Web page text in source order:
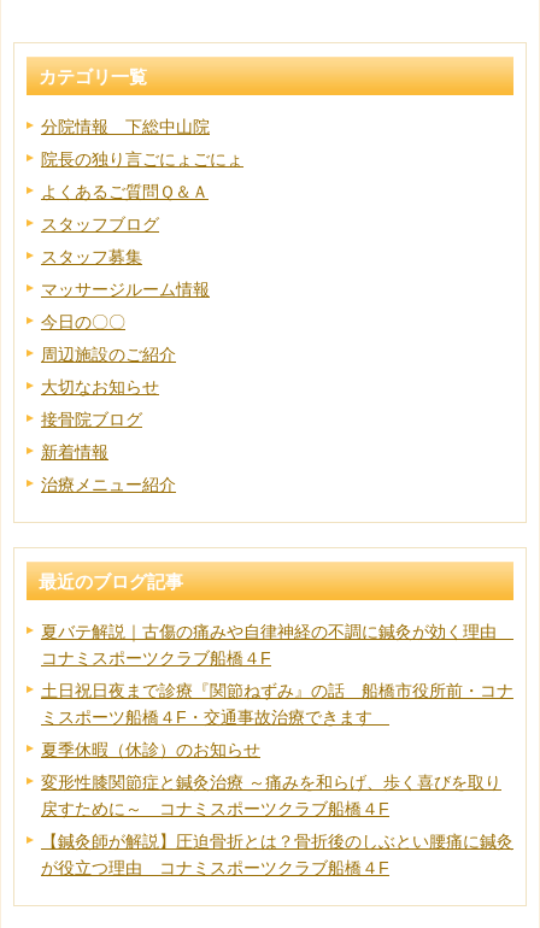
カテゴリ一覧
分院情報 下総中山院
院長の独り言ごにょごにょ
よくあるご質問Ｑ＆Ａ
スタッフブログ
スタッフ募集
マッサージルーム情報
今日の〇〇
周辺施設のご紹介
大切なお知らせ
接骨院ブログ
新着情報
治療メニュー紹介
最近のブログ記事
夏バテ解説｜古傷の痛みや自律神経の不調に鍼灸が効く理由
コナミスポーツクラブ船橋４F
土日祝日夜まで診療『関節ねずみ』の話 船橋市役所前・コナ
ミスポーツ船橋４F・交通事故治療できます
夏季休暇（休診）のお知らせ
変形性膝関節症と鍼灸治療 ～痛みを和らげ、歩く喜びを取り
戻すために～ コナミスポーツクラブ船橋４F
【鍼灸師が解説】圧迫骨折とは？骨折後のしぶとい腰痛に鍼灸
が役立つ理由 コナミスポーツクラブ船橋４F